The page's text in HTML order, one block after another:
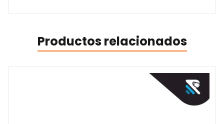
Productos relacionados